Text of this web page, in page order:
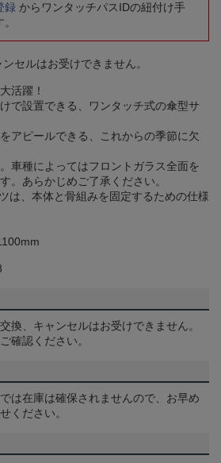
録 からワンタッチパスIDの紐付け手
セルはお受けできません。
活躍！
で設置できる、ワンタッチ式の傘型サ
アピールできる、これからの季節に欠
車種によってはフロントガラス全面を
。あらかじめご了承ください。
は、本体と骨組みを固定するための仕様
換、キャンセルはお受けできません。
確認ください。
は在庫は確保されませんので、お早め
ください。